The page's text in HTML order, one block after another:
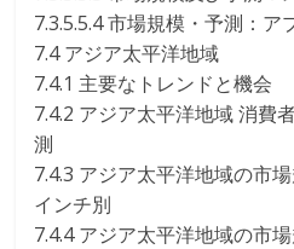
7.3.5.5.4 市場規模・予測：ア
7.4 アジア太平洋地域
7.4.1 主要なトレンドと機会
7.4.2 アジア太平洋地域 消費
測
7.4.3 アジア太平洋地域の市
インチ別
7.4.4 アジア太平洋地域の市